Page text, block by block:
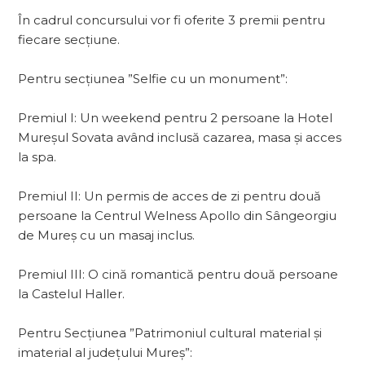
În cadrul concursului vor fi oferite 3 premii pentru
fiecare secțiune.
Pentru secțiunea ”Selfie cu un monument”:
Premiul I: Un weekend pentru 2 persoane la Hotel
Mureșul Sovata având inclusă cazarea, masa și acces
la spa.
Premiul II: Un permis de acces de zi pentru două
persoane la Centrul Welness Apollo din Sângeorgiu
de Mureș cu un masaj inclus.
Premiul III: O cină romantică pentru două persoane
la Castelul Haller.
Pentru Secțiunea ”Patrimoniul cultural material și
imaterial al județului Mureș”: